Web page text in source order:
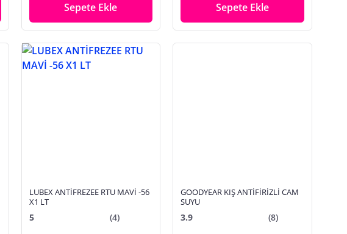
Sepete Ekle Sepete Ekle
LUBEX ANTİFREZEE RTU MAVİ -56
X1 LT
5 (4)
GOODYEAR KIŞ ANTİFİRİZLİ CAM
SUYU
3.9 (8)